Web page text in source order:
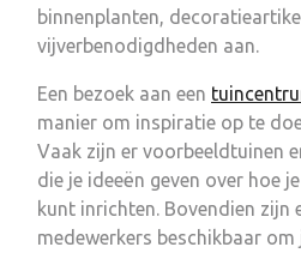
binnenplanten,
vijverbenodigdheden aan.
Een bezoek aan een
manier om inspiratie op te
Vaak zijn er voorbeeldtuinen
die je ideeën geven over hoe
kunt inrichten. Bovendien zijn
medewerkers beschikbaar